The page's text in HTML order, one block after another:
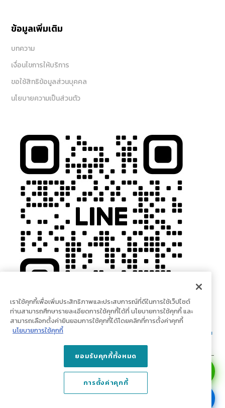
ข้อมูลเพิ่มเติม
บทความ
เงื่อนไขการให้บริการ
ขอใช้สิทธิข้อมูลส่วนบุคคล
นโยบายความเป็นส่วนตัว
© Copyright 2023 doodeco.com. All Rights Reserved.
บริษัท เน็กซเตอร์ ลีฟวิ่ง จำกัด (สำนักงานใหญ่) เลขที่ 1 ถนนปูนซิเมนต์ไทย แขวง
เราใช้คุกกี้เพื่อเพิ่มประสิทธิภาพและประสบการณ์ที่ดีในการใช้เว็ปไซต์
ท่านสามารถศึกษารายละเอียดการใช้คุกกี้ได้ที่ นโยบายการใช้คุกกี้ และ
สามารถเลือกตั้งค่ายินยอมการใช้คุกกี้ได้โดยคลิกที่การตั้งค่าคุกกี้
นโยบายการใช้คุกกี้
ยอมรับคุกกี้ทั้งหมด
การตั้งค่าคุกกี้